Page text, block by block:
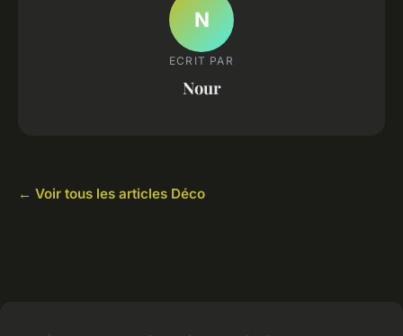
N
ECRIT PAR
Nour
← Voir tous les articles Déco